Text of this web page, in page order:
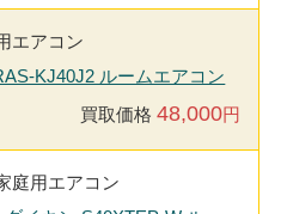
エアコン
KJ40J2 ルームエアコン
買取価格48,000円
庭用エアコン